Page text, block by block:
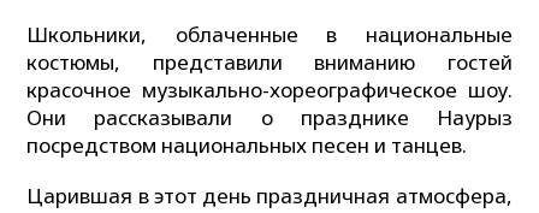
Школьники, облаченные в национальные
костюмы, представили вниманию гостей
красочное музыкально-хореографическое шоу.
Они рассказывали о празднике Наурыз
посредством национальных песен и танцев.
Царившая в этот день праздничная атмосфера,